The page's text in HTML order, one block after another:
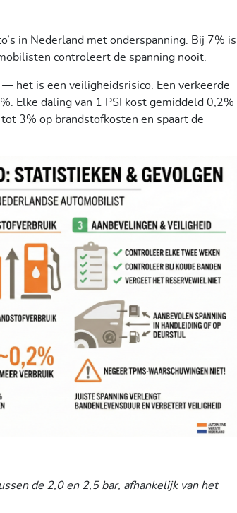
in Nederland met onderspanning. Bij 7% is
controleert de spanning nooit.
het is een veiligheidsrisico. Een verkeerde
Elke daling van 1 PSI kost gemiddeld 0,2%
3% op brandstofkosten en spaart de
de 2,0 en 2,5 bar, afhankelijk van het